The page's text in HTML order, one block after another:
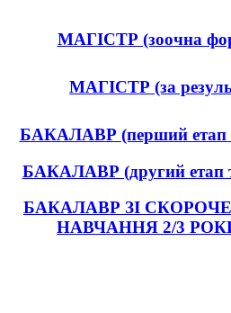
МАГІСТР (зоочна
МАГІСТР (за
БАКАЛАВР (перший етап
БАКАЛАВР (другий етап
БАКАЛАВР ЗІ
НАВЧАННЯ 2/3